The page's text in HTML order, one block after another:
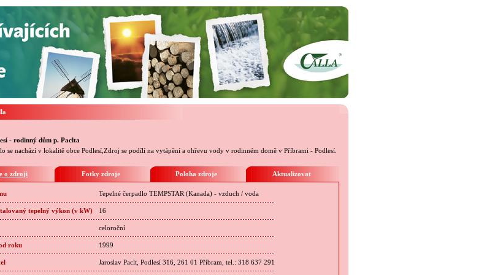
- rodinný dům p. Paclta
se nachází v lokalitě obce Podlesí,Zdroj se podílí na vytápění a ohřevu vody v rodinném domě v Příbrami - Podlesí.
o zdroji Fotky zdroje Poloha zdroje Aktualizovat
Tepelné čerpadlo TEMPSTAR (Kanada) - vzduch / voda
tepelný výkon (v kW) 16
celoroční
roku 1999
Jaroslav Paclt, Podlesí 316, 261 01 Příbram, tel.: 318 637 291